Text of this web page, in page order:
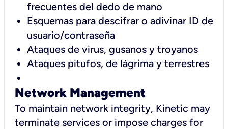
frecuentes del dedo de mano
Esquemas para descifrar o adivinar ID de
usuario/contraseña
Ataques de virus, gusanos y troyanos
Ataques pitufos, de lágrima y terrestres
Network Management
To maintain network integrity, Kinetic may
terminate services or impose charges for